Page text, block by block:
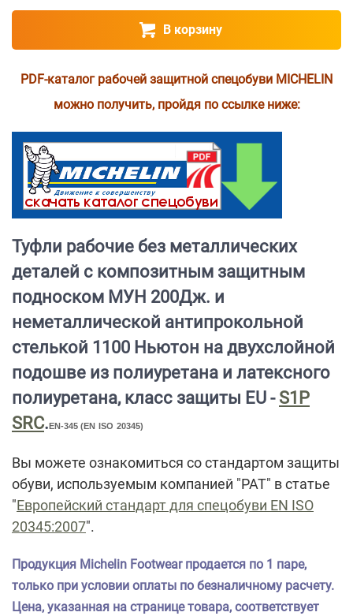
В корзину
PDF-каталог рабочей защитной спецобуви MICHELIN
можно получить, пройдя по ссылке ниже:
Туфли рабочие без металлических
деталей с композитным защитным
подноском МУН 200Дж. и
неметаллической антипрокольной
стелькой 1100 Ньютон на двухслойной
подошве из полиуретана и латексного
полиуретана, класс защиты EU - S1P
SRC. EN-345 (EN ISO 20345)
Вы можете ознакомиться со стандартом защиты
обуви, используемым компанией "РАТ" в статье
"Европейский стандарт для спецобуви EN ISO
20345:2007".
Продукция Michelin Footwear продается по 1 паре,
только при условии оплаты по безналичному расчету.
Цена, указанная на странице товара, соответствует